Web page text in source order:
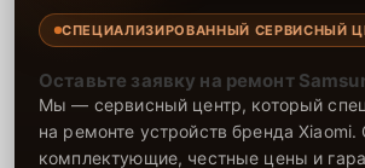
СПЕЦИАЛИЗИРОВАННЫЙ СЕРВИСНЫЙ
Оставьте заявку на ремонт
Мы — сервисный центр, который
на ремонте устройств бренда
комплектующие, честные цены и